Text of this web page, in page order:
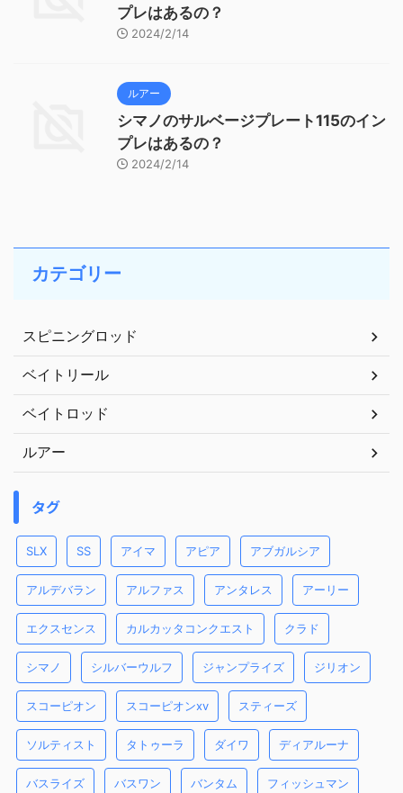
プレはあるの？
2024/2/14
ルアー
シマノのサルベージプレート115のイン
プレはあるの？
2024/2/14
カテゴリー
スピニングロッド
ベイトリール
ベイトロッド
ルアー
タグ
SLX SS アイマ アピア アブガルシア
アルデバラン アルファス アンタレス アーリー
エクスセンス カルカッタコンクエスト クラド
シマノ シルバーウルフ ジャンプライズ ジリオン
スコーピオン スコーピオンxv スティーズ
ソルティスト タトゥーラ ダイワ ディアルーナ
バスライズ バスワン バンタム フィッシュマン